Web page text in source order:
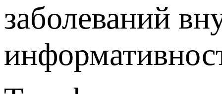
заболеваний